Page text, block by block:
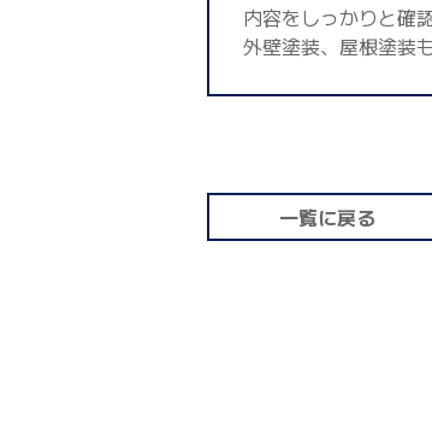
内容をしっかりと確
外壁塗装、屋根塗装
一覧に戻る